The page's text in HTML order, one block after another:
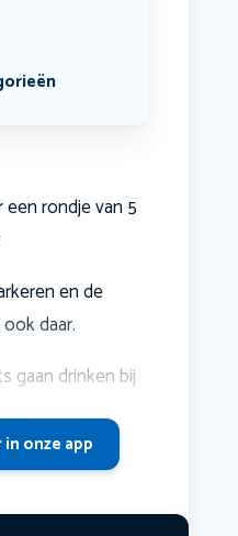
rondje van 5
en de
daar.
gaan drinken bij
onze app